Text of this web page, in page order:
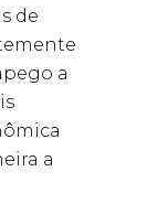
de
a
a